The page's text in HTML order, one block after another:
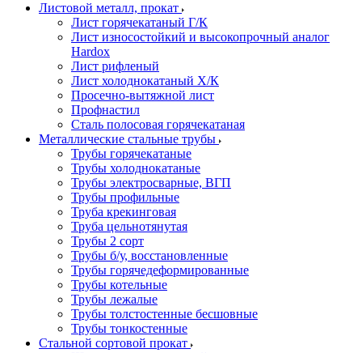
Листовой металл, прокат
Лист горячекатаный Г/К
Лист износостойкий и высокопрочный аналог
Hardox
Лист рифленый
Лист холоднокатаный Х/К
Просечно-вытяжной лист
Профнастил
Сталь полосовая горячекатаная
Металлические стальные трубы
Трубы горячекатаные
Трубы холоднокатаные
Трубы электросварные, ВГП
Трубы профильные
Труба крекинговая
Труба цельнотянутая
Трубы 2 сорт
Трубы б/у, восстановленные
Трубы горячедеформированные
Трубы котельные
Трубы лежалые
Трубы толстостенные бесшовные
Трубы тонкостенные
Стальной сортовой прокат